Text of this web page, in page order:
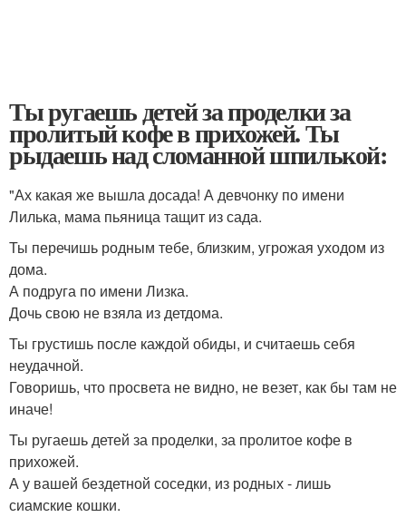
Ты ругаешь детей за проделки за
пролитый кофе в прихожей. Ты
рыдаешь над сломанной шпилькой:
"Ах какая же вышла досада! А девчонку по имени
Лилька, мама пьяница тащит из сада.
Ты перечишь родным тебе, близким, угрожая уходом из
дома.
А подруга по имени Лизка.
Дочь свою не взяла из детдома.
Ты грустишь после каждой обиды, и считаешь себя
неудачной.
Говоришь, что просвета не видно, не везет, как бы там не
иначе!
Ты ругаешь детей за проделки, за пролитое кофе в
прихожей.
А у вашей бездетной соседки, из родных - лишь
сиамские кошки.